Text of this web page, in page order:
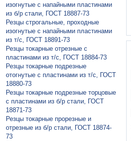
изогнутые с напайными пластинами
из б/р стали, ГОСТ 18887-73
Резцы строгальные, проходные
изогнутые с напайными пластинами
из т/с, ГОСТ 18891-73
Резцы токарные отрезные с
пластинами из т/с, ГОСТ 18884-73
Резцы токарные подрезные
отогнутые с пластинами из т/с, ГОСТ
18880-73
Резцы токарные подрезные торцовые
с пластинами из б/р стали, ГОСТ
18871-73
Резцы токарные прорезные и
отрезные из б/р стали, ГОСТ 18874-
73